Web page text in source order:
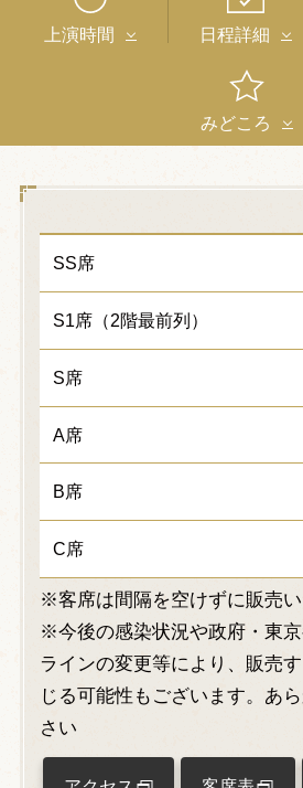
上演時間 日程詳細
みどころ
SS席
S1席（2階最前列）
S席
A席
B席
C席
※客席は間隔を空けずに販売
※今後の感染状況や政府・東
ラインの変更等により、販売
じる可能性もございます。あ
さい